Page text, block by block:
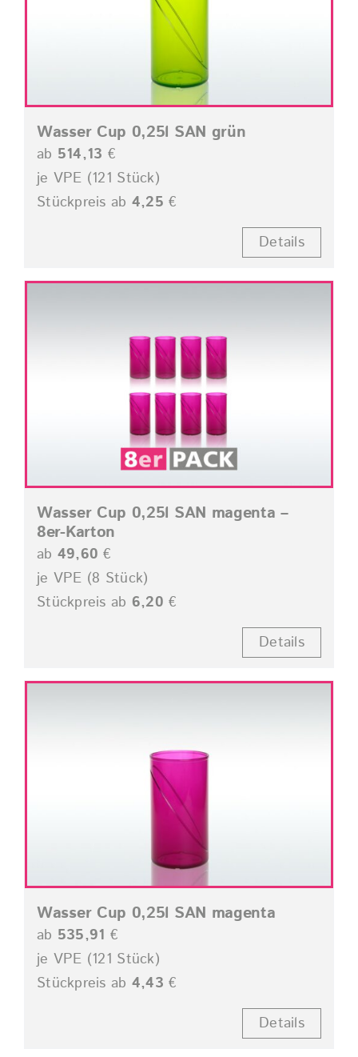
Wasser Cup 0,25l SAN grün
ab 514,13 €
je VPE (121 Stück)
Stückpreis ab 4,25 €
Details
Wasser Cup 0,25l SAN magenta –
8er-Karton
ab 49,60 €
je VPE (8 Stück)
Stückpreis ab 6,20 €
Details
Wasser Cup 0,25l SAN magenta
ab 535,91 €
je VPE (121 Stück)
Stückpreis ab 4,43 €
Details